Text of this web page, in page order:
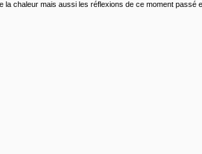
chaleur mais aussi les réflexions de ce moment